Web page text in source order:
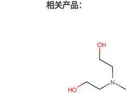
相关产品：